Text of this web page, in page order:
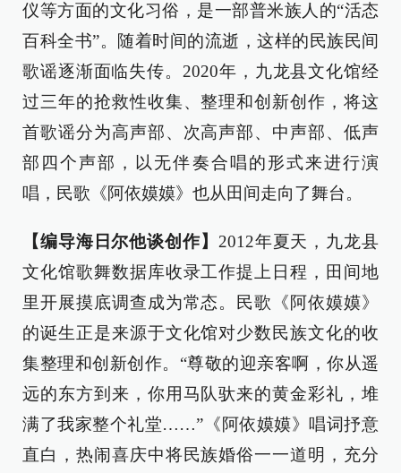
仪等方面的文化习俗，是一部普米族人的“活态
百科全书”。随着时间的流逝，这样的民族民间
歌谣逐渐面临失传。2020年，九龙县文化馆经
过三年的抢救性收集、整理和创新创作，将这
首歌谣分为高声部、次高声部、中声部、低声
部四个声部，以无伴奏合唱的形式来进行演
唱，民歌《阿依嫫嫫》也从田间走向了舞台。
【编导海日尔他谈创作】 2012年夏天，九龙县
文化馆歌舞数据库收录工作提上日程，田间地
里开展摸底调查成为常态。民歌《阿依嫫嫫》
的诞生正是来源于文化馆对少数民族文化的收
集整理和创新创作。“尊敬的迎亲客啊，你从遥
远的东方到来，你用马队驮来的黄金彩礼，堆
满了我家整个礼堂……”《阿依嫫嫫》唱词抒意
直白，热闹喜庆中将民族婚俗一一道明，充分